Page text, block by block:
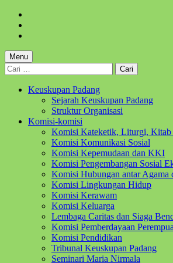
content
footer
Menu
Cari
untuk:
Keuskupan Padang
Sejarah Keuskupan Padang
Struktur Organisasi
Komisi-komisi
Komisi Kateketik, Liturgi, Kitab
Komisi Komunikasi Sosial
Komisi Kepemudaan dan KKI
Komisi Pengembangan Sosial
Komisi Hubungan antar Agama
Komisi Lingkungan Hidup
Komisi Kerawam
Komisi Keluarga
Lembaga Caritas dan Siaga
Komisi Pemberdayaan
Komisi Pendidikan
Tribunal Keuskupan Padang
Seminari Maria Nirmala